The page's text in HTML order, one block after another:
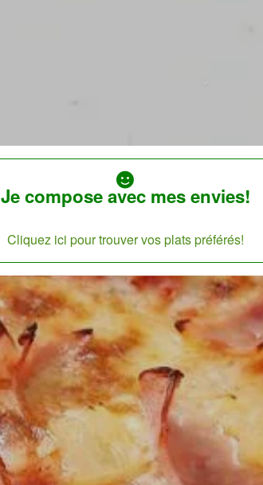
Je compose avec mes envies!
Cliquez ici pour trouver vos plats préférés!